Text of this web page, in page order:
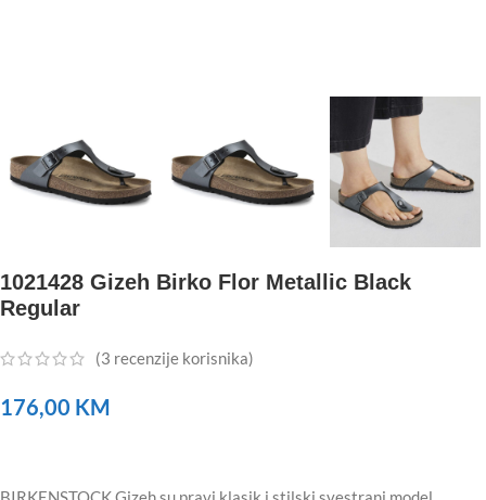
1021428 Gizeh Birko Flor Metallic Black
Regular
(3 recenzije korisnika)
176,00 KM